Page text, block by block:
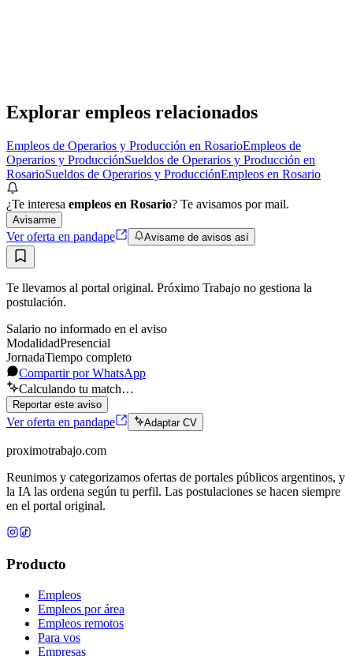
Explorar empleos relacionados
Empleos de Operarios y Producción en RosarioEmpleos de
Operarios y ProducciónSueldos de Operarios y Producción en
RosarioSueldos de Operarios y ProducciónEmpleos en Rosario
¿Te interesa empleos en Rosario? Te avisamos por mail.
Avisarme
Ver oferta en pandape Avisame de avisos así
Te llevamos al portal original. Próximo Trabajo no gestiona la
postulación.
Salario no informado en el aviso
ModalidadPresencial
JornadaTiempo completo
Compartir por WhatsApp
Calculando tu match…
Reportar este aviso
Ver oferta en pandape Adaptar CV
proximotrabajo.com
Reunimos y categorizamos ofertas de portales públicos argentinos, y
la IA las ordena según tu perfil. Las postulaciones se hacen siempre
en el portal original.
Producto
Empleos
Empleos por área
Empleos remotos
Para vos
Empresas